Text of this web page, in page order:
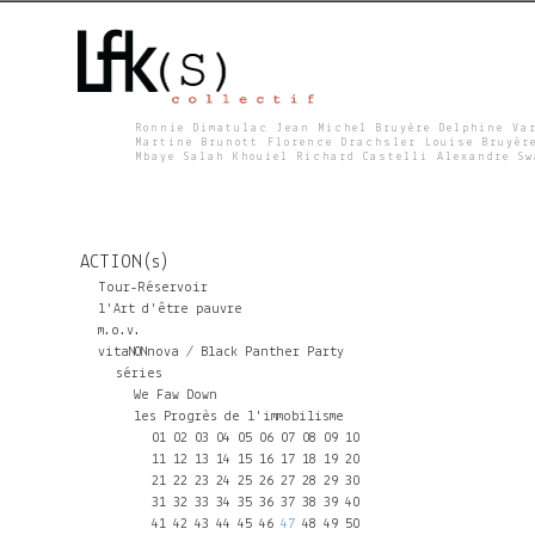
F
K
S
Ronnie Dimatulac Jean Michel Bruyère Delphine
Martine Brunott Florence Drachsler Louise
Mbaye Salah Khouiel Richard Castelli Alexandre
ACTION(s)
Tour-Réservoir
l'Art d'être pauvre
m.o.v.
vitaNONnova / Black Panther Party
séries
We Faw Down
les Progrès de l'immobilisme
01 02 03 04 05 06 07 08 09 10
11 12 13 14 15 16 17 18 19 20
21 22 23 24 25 26 27 28 29 30
31 32 33 34 35 36 37 38 39 40
41 42 43 44 45 46 47 48 49 50